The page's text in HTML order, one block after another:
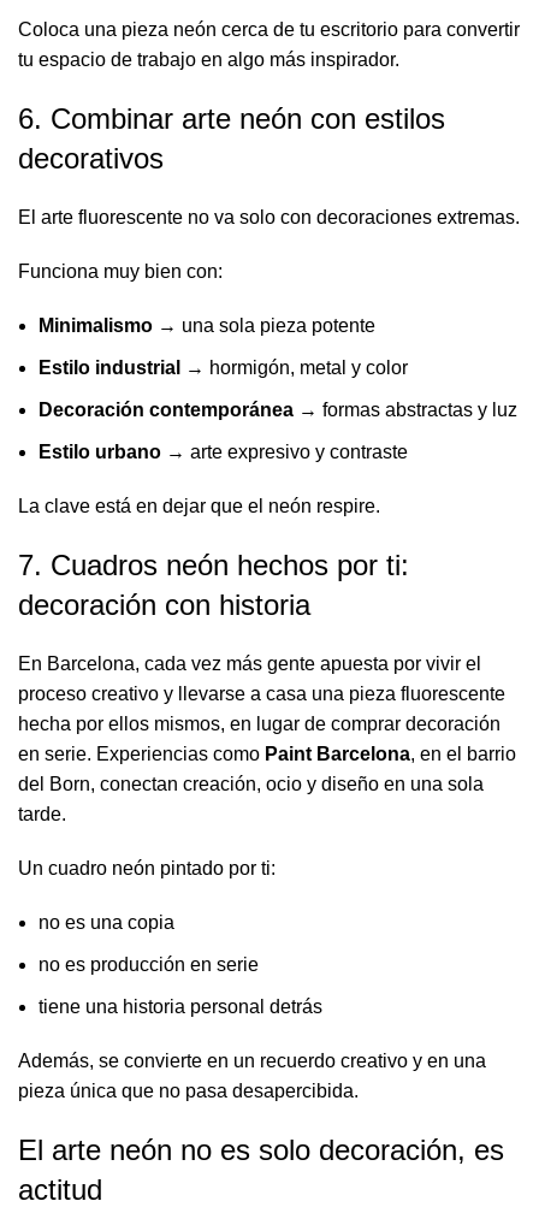
Coloca una pieza neón cerca de tu escritorio para convertir
tu espacio de trabajo en algo más inspirador.
6. Combinar arte neón con estilos
decorativos
El arte fluorescente no va solo con decoraciones extremas.
Funciona muy bien con:
Minimalismo → una sola pieza potente
Estilo industrial → hormigón, metal y color
Decoración contemporánea → formas abstractas y luz
Estilo urbano → arte expresivo y contraste
La clave está en dejar que el neón respire.
7. Cuadros neón hechos por ti:
decoración con historia
En Barcelona, cada vez más gente apuesta por vivir el
proceso creativo y llevarse a casa una pieza fluorescente
hecha por ellos mismos, en lugar de comprar decoración
en serie. Experiencias como Paint Barcelona, en el barrio
del Born, conectan creación, ocio y diseño en una sola
tarde.
Un cuadro neón pintado por ti:
no es una copia
no es producción en serie
tiene una historia personal detrás
Además, se convierte en un recuerdo creativo y en una
pieza única que no pasa desapercibida.
El arte neón no es solo decoración, es
actitud